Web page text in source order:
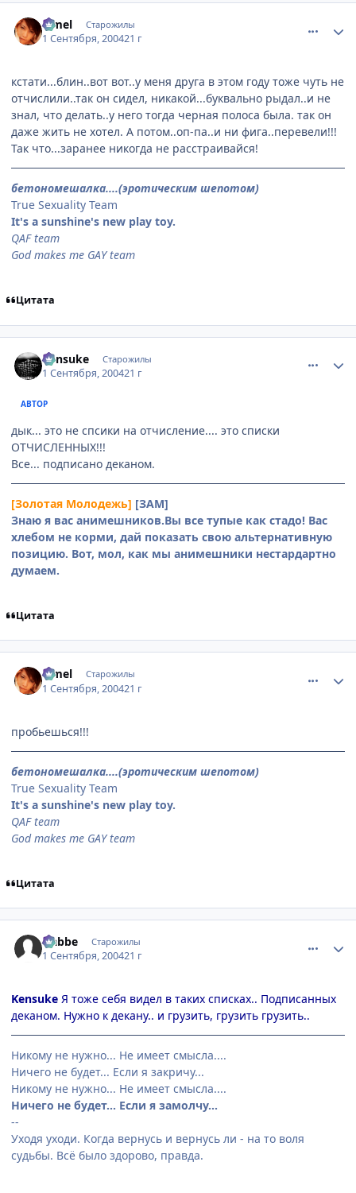
Limel Старожилы
1 Сентября, 200421 г
кстати...блин..вот вот..у меня друга в этом году тоже чуть не
отчислили..так он сидел, никакой...буквально рыдал..и не
знал, что делать..у него тогда черная полоса была. так он
даже жить не хотел. А потом..оп-па..и ни фига..перевели!!!
Так что...заранее никогда не расстраивайся!
бетономешалка....(эротическим шепотом)
True Sexuality Team
It's a sunshine's new play toy.
QAF team
God makes me GAY team
Цитата
Kensuke Старожилы
1 Сентября, 200421 г
АВТОР
дык... это не спсики на отчисление.... это списки
ОТЧИСЛЕННЫХ!!!
Все... подписано деканом.
[Золотая Молодежь] [ЗАМ]
Знаю я вас анимешников.Вы все тупые как стадо! Вас
хлебом не корми, дай показать свою альтернативную
позицию. Вот, мол, как мы анимешники нестардартно
думаем.
Цитата
Limel Старожилы
1 Сентября, 200421 г
пробьешься!!!
бетономешалка....(эротическим шепотом)
True Sexuality Team
It's a sunshine's new play toy.
QAF team
God makes me GAY team
Цитата
Nabbe Старожилы
1 Сентября, 200421 г
Kensuke Я тоже себя видел в таких списках.. Подписанных
деканом. Нужно к декану.. и грузить, грузить грузить..
Никому не нужно... Не имеет смысла....
Ничего не будет... Если я закричу...
Никому не нужно... Не имеет смысла....
Ничего не будет... Если я замолчу...
--
Уходя уходи. Когда вернусь и вернусь ли - на то воля
судьбы. Всё было здорово, правда.